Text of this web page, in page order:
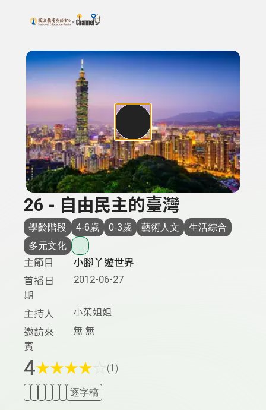
上方功能區塊
搜尋關鍵字：可輸入節目名稱、主持人或關鍵字
26 - 自由民主的臺灣
學齡階段 4-6歲 0-3歲 藝術人文
生活綜合
多元文化
主節目
小腳丫遊世界
首播日
期
2012-06-27
主持人 小茱姐姐
邀訪來
賓
無 無
4★★★★ (1)
逐字稿